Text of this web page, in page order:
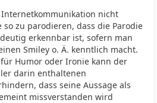
Internetkommunikation nicht
zu parodieren, dass die Parodie
erkennbar ist, sofern man
Smiley o. Ä. kenntlich macht.
Humor oder Ironie kann der
darin enthaltenen
dass seine Aussage als
missverstanden wird